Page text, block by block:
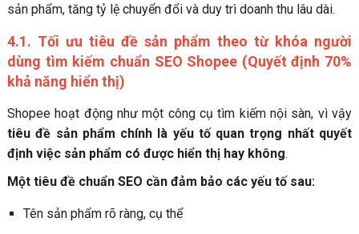
sản phẩm, tăng tỷ lệ chuyển đổi và duy trì doanh thu lâu dài.
4.1. Tối ưu tiêu đề sản phẩm theo từ khóa người
dùng tìm kiếm chuẩn SEO Shopee (Quyết định 70%
khả năng hiển thị)
Shopee hoạt động như một công cụ tìm kiếm nội sàn, vì vậy
tiêu đề sản phẩm chính là yếu tố quan trọng nhất quyết
định việc sản phẩm có được hiển thị hay không.
Một tiêu đề chuẩn SEO cần đảm bảo các yếu tố sau:
Tên sản phẩm rõ ràng, cụ thể